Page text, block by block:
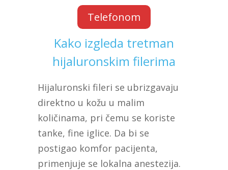
Telefonom
Kako izgleda tretman
hijaluronskim filerima
Hijaluronski fileri se ubrizgavaju
direktno u kožu u malim
količinama, pri čemu se koriste
tanke, fine iglice. Da bi se
postigao komfor pacijenta,
primenjuje se lokalna anestezija.